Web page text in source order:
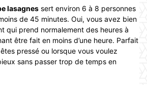
lasagnes sert environ 6 à 8 personnes
de 45 minutes. Oui, vous avez bien
qui prend normalement des heures à
être fait en moins d’une heure. Parfait
pressé ou lorsque vous voulez
sans passer trop de temps en